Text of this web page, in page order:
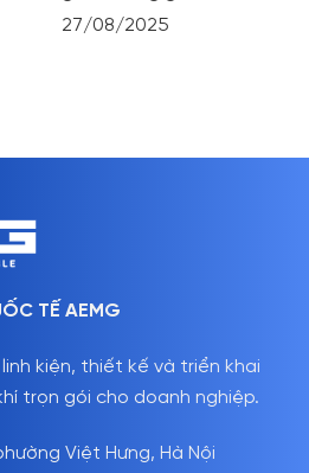
27/08/2025
TẾ AEMG
kiện, thiết kế và triển khai
trọn gói cho doanh nghiệp.
Việt Hưng, Hà Nội